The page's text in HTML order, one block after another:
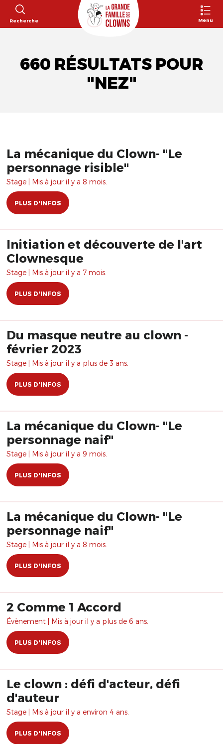
Recherche Menu
660 RÉSULTATS POUR
"NEZ"
La mécanique du Clown- "Le
personnage risible"
Stage | Mis à jour il y a 8 mois.
PLUS D'INFOS
Initiation et découverte de l'art
Clownesque
Stage | Mis à jour il y a 7 mois.
PLUS D'INFOS
Du masque neutre au clown -
février 2023
Stage | Mis à jour il y a plus de 3 ans.
PLUS D'INFOS
La mécanique du Clown- "Le
personnage naif"
Stage | Mis à jour il y a 9 mois.
PLUS D'INFOS
La mécanique du Clown- "Le
personnage naif"
Stage | Mis à jour il y a 8 mois.
PLUS D'INFOS
2 Comme 1 Accord
Évènement | Mis à jour il y a plus de 6 ans.
PLUS D'INFOS
Le clown : défi d'acteur, défi
d'auteur
Stage | Mis à jour il y a environ 4 ans.
PLUS D'INFOS